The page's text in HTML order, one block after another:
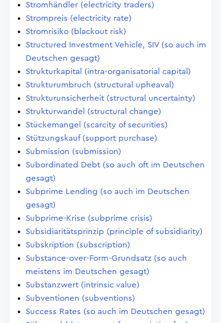
Stromhändler (electricity traders)
Strompreis (electricity rate)
Stromrisiko (blackout risk)
Structured Investment Vehicle, SIV (so auch im
Deutschen gesagt)
Strukturkapital (intra-organisatorial capital)
Strukturumbruch (structural upheaval)
Strukturunsicherheit (structural uncertainty)
Strukturwandel (structural change)
Stückemangel (scarcity of securities)
Stützungskauf (support purchase)
Submission (submission)
Subordinated Debt (so auch oft im Deutschen
gesagt)
Subprime Lending (so auch im Deutschen
gesagt)
Subprime-Krise (subprime crisis)
Subsidiaritätsprinzip (principle of subsidiarity)
Subskription (subscription)
Substance-over-Form-Grundsatz (so auch
meistens im Deutschen gesagt)
Substanzwert (intrinsic value)
Subventionen (subventions)
Success Rates (so auch im Deutschen gesagt)